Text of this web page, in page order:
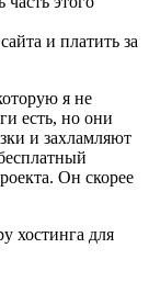
и платить за
я не
есть, но они
и захламляют
Он скорее
хостинга для